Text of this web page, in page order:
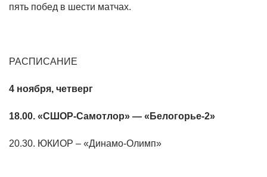
пять побед в шести матчах.
РАСПИСАНИЕ
4 ноября, четверг
18.00. «СШОР-Самотлор» — «Белогорье-2»
20.30. ЮКИОР – «Динамо-Олимп»